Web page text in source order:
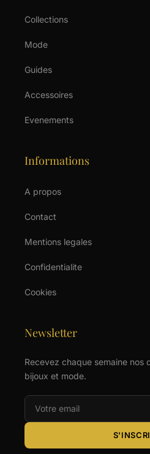
Collections
Mode
Guides
Accessoires
Evenements
Informations
A propos
Contact
Mentions legales
Confidentialite
Cookies
Newsletter
Recevez chaque semaine nos
bijoux et mode.